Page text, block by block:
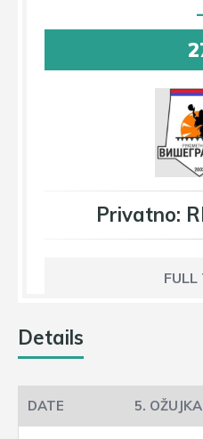
-
Privatno:
FULL
Details
5.